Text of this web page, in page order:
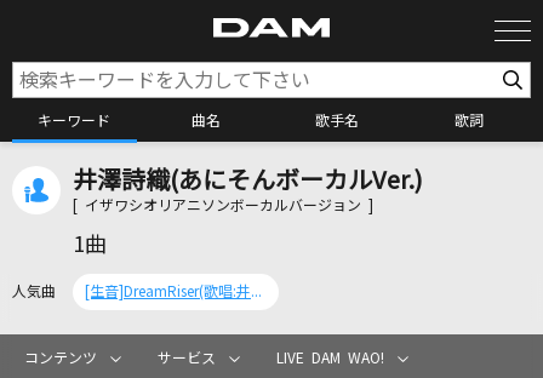
キーワード 曲名 歌手名 歌詞
カラオケ検索
カラオケリクエスト
井澤詩織(あにそんボーカルVer.)
[ イザワシオリアニソンボーカルバージョン ]
1曲
人気曲 [生音]DreamRiser(歌唱:井澤詩織)
コンテンツ サービス LIVE DAM WAO!